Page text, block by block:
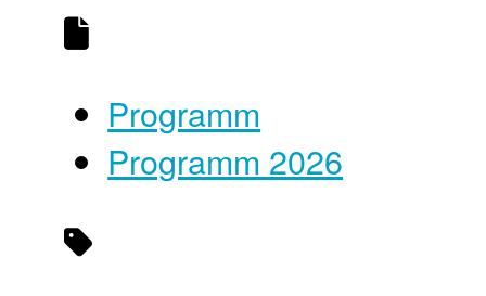
Programm
Programm 2026